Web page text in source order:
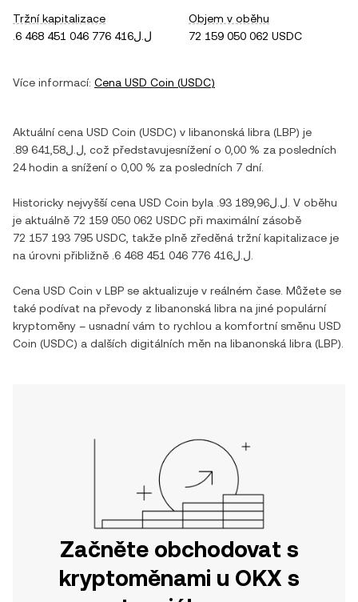
Tržní kapitalizace
.ل.ل6 468 451 046 776 416
Objem v oběhu
72 159 050 062 USDC
Více informací: Cena USD Coin (USDC)
Aktuální cena USD Coin (USDC) v libanonská libra (LBP) je
.ل.ل89 641,58 , což představujesníženío 0,00 % za posledních
24 hodin a sníženío 0,00 % za posledních 7 dní.
Historicky nejvyšší cena USD Coin byla .ل.ل93 189,96 . V oběhu
je aktuálně 72 159 050 062 USDC při maximální zásobě
72 157 193 795 USDC , takže plně zředěná tržní kapitalizace je
na úrovni přibližně
.ل.ل6 468 451 046 776 416
Cena USD Coin v LBP se aktualizuje v reálném čase. Můžete se
také podívat na převody z libanonská libra na jiné populární
kryptoměny – usnadní vám to rychlou a komfortní směnu USD
Coin (USDC) a dalších digitálních měn na libanonská libra (LBP).
Začněte obchodovat s
kryptoměnami u OKX s